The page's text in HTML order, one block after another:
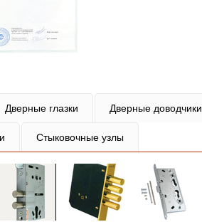
Дверные глазки Дверные доводчики
Стыковочные узлы